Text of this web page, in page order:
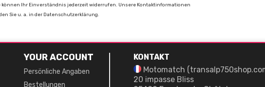
können Ihr Einverständnis jederzeit widerrufen. Unsere Kontaktinformationen
Sie u. a. in der Datenschutzerklärung.
YOUR ACCOUNT
Persönliche Angaben
Bestellungen
KONTAKT
Motomatch
20 impasse Bliss